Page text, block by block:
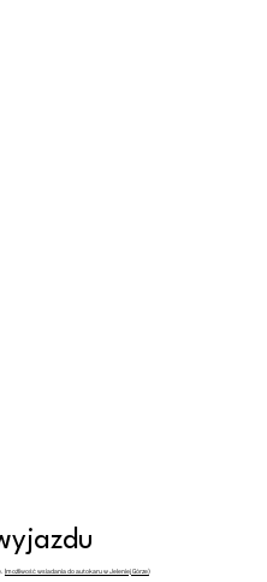
(możliwość wsiadania do autokaru w Jeleniej Górze)